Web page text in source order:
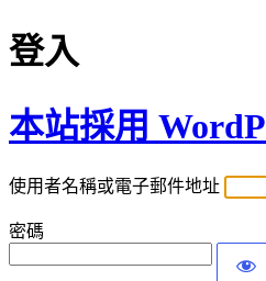
登入
本站採用
使用者名稱或電子郵件地址
密碼